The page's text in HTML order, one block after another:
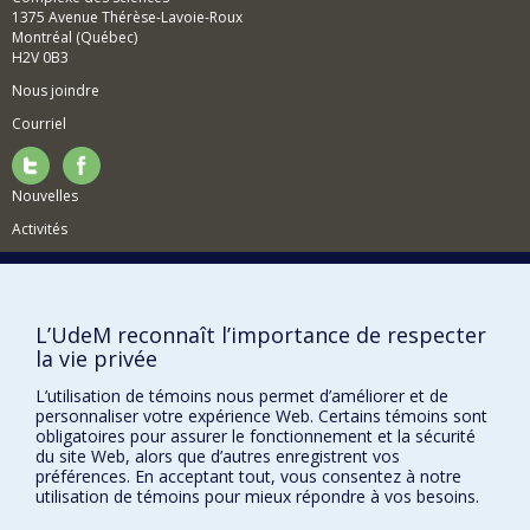
Projets en cours
milieu au mont Saint-Hilaire.
1375 Avenue Thérèse-Lavoie-Roux
Montréal (Québec)
H2V 0B3
Nous joindre
Courriel
Nouvelles
Activités
Plan du site
Accessibilité
FACULTÉ DES ARTS ET DES SCIENCES
Nos départements et écoles
L’UdeM reconnaît l’importance de respecter
la vie privée
L’utilisation de témoins nous permet d’améliorer et de
personnaliser votre expérience Web. Certains témoins sont
obligatoires pour assurer le fonctionnement et la sécurité
du site Web, alors que d’autres enregistrent vos
préférences. En acceptant tout, vous consentez à notre
utilisation de témoins pour mieux répondre à vos besoins.